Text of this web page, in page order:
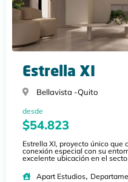
Estrella XI
Bellavista -Quito
desde
$54.823
Estrella XI, proyecto único que
conexión especial con su
excelente ubicación en el
Apart Estudios,